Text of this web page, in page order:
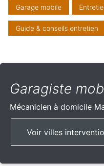
Garage mobile
Guide & conseils entretien
Garagiste
Mécanicien à domicile
Voir villes